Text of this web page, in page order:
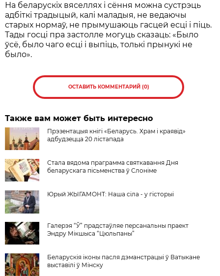
На беларускіх вяселлях і сёння можна сустрэць
адбіткі традыцый, калі маладыя, не ведаючы
старых нормаў, не прымушаюць гасцей есці і піць.
Тады госці пра застолле могуць сказаць: «Было
ўсё, было чаго есці і выпіць, толькі прынукі не
было».
ОСТАВИТЬ КОММЕНТАРИЙ (0)
Также вам может быть интересно
Прэзентацыя кнігі «Беларусь. Храм і краявід»
адбудзецца 20 лістапада
Стала вядома праграмма святкавання Дня
беларускага пісьменства ў Слоніме
Юрый ЖЫГАМОНТ: Наша сіла - у гісторыі
Галерэя “Ў” прадстаўляе персанальны праект
Эндру Мікшыса “Цюльпаны”
Беларускія іконы пасля дэманстрацыі ў Ватыкане
выставілі ў Мінску